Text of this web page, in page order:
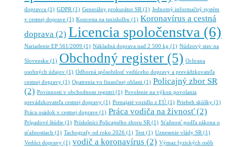
dopravca (1) GDPR (1) Generálny prokurátor SR (1) Jednotný informačný systém
v cestnej doprave (1) Koncesia na taxislužbu (1) Koronavírus a cestná
doprava (2) Licencia spoločenstva (6)
Nariadenie EP 561/2009 (1) Nákladná doprava nad 2 500 kg (1) Núdzový stav na
Slovensku (1) Obchodný register (5) Ochrana
osobných údajov (1) Odborná spôsobilosť vedúceho dopravy a prevádzkovateľa
cestnej dopravy (1) Opatrenia vo finančnej oblasti (1) Policajný zbor SR
(2) Povinnosti v obchodnom registri (1) Povolenie na výkon povolania
prevádzkovateľa cestnej dopravy (1) Prenajaté vozidlo z EÚ (1) Priebeh skúšky (1)
Práca osádok v cestnej doprave (1) Práca vodiča na živnosť (2)
Prípadové štúdie (1) Príslušníci Policajného zboru SR (1) Sťažnosť podľa zákona o
sťažnostiach (1) Tachografy od roku 2026 (1) Test (1) Uznesenie vlády SR (1)
Vedúci dopravy (1) vodič a koronavírus (2) Výmaz fyzických osôb